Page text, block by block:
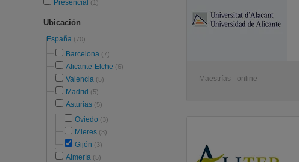
Presencial (1)
Ubicación
España (70)
Barcelona (7)
Alicante-Elche (6)
Valencia (5)
Madrid (5)
Asturias (5)
Oviedo (3)
Mieres (3)
Gijón (3)
Almería (5)
Maestrías - online